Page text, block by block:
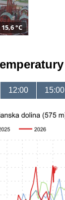
15,6 °C
12:00 15:00